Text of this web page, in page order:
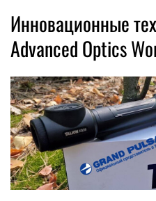
Инновационные
Advanced Optics